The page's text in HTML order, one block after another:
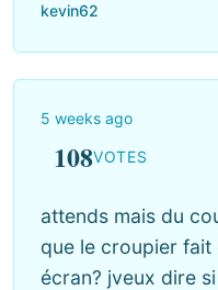
kevin62
5 weeks ago
108VOTES
attends mais du
que le croupier fait
écran? jveux dire